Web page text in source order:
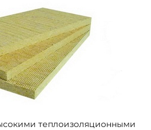
теплоизоляционными